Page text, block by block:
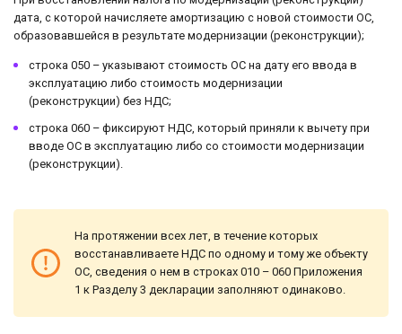
дата, с которой начисляете амортизацию с новой стоимости ОС,
образовавшейся в результате модернизации (реконструкции);
строка 050 – указывают стоимость ОС на дату его ввода в
эксплуатацию либо стоимость модернизации
(реконструкции) без НДС;
строка 060 – фиксируют НДС, который приняли к вычету при
вводе ОС в эксплуатацию либо со стоимости модернизации
(реконструкции).
На протяжении всех лет, в течение которых
восстанавливаете НДС по одному и тому же объекту
ОС, сведения о нем в строках 010 – 060 Приложения
1 к Разделу 3 декларации заполняют одинаково.